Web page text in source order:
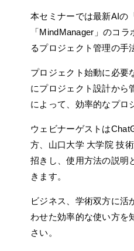
本セミナーでは最新AIの
「MindManager」のコ
るプロジェクト管理の手
プロジェクト始動に必要
にプロジェクト設計から
によって、効率的なプロ
ウェビナーゲストは
方、山口大学 大学院 技
招きし、使用方法の説明
きます。
ビジネス、学術双方に活
わせた効率的な使い方を
さい。